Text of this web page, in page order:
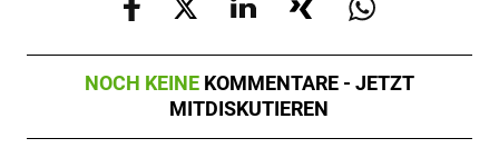
NOCH KEINE KOMMENTARE - JETZT
MITDISKUTIEREN